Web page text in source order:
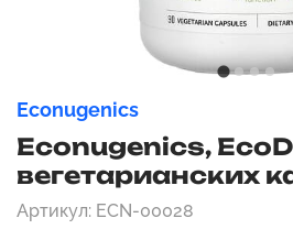
Econugenics
Econugenics,
вегетарианских
Артикул: ECN-00028